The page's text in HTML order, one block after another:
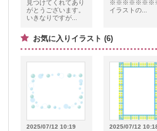
見つけてくれてあり
がとうございます。
いきなりですが...
イラストの...
お気に入りイラスト (6)
2025/07/12 10:19 2025/07/12